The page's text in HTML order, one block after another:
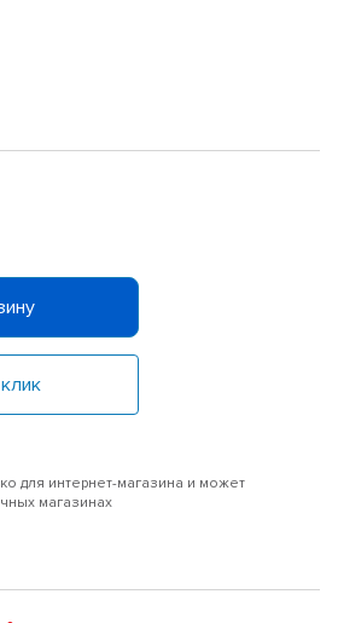
для интернет-магазина и может
магазинах